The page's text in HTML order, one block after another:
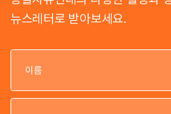
뉴스레터로 받아보세요.